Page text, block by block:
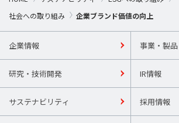
社会への取り組み
企業ブランド価値の向上
企業情報 事業・製品
研究・技術開発 IR情報
サステナビリティ 採用情報